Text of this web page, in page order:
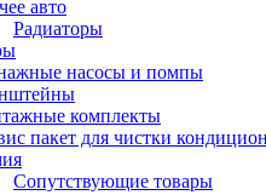
авто
Радиаторы
насосы и помпы
комплекты
пакет для чистки
Сопутствующие товары